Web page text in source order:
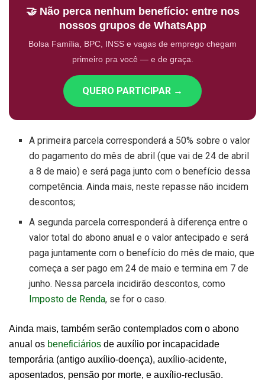
🤝 Não perca nenhum benefício: entre nos
nossos grupos de WhatsApp
Bolsa Família, BPC, INSS e vagas de emprego chegam
primeiro pra você — e de graça.
QUERO PARTICIPAR →
A primeira parcela corresponderá a 50% sobre o valor
do pagamento do mês de abril (que vai de 24 de abril
a 8 de maio) e será paga junto com o benefício dessa
competência. Ainda mais, neste repasse não incidem
descontos;
A segunda parcela corresponderá à diferença entre o
valor total do abono anual e o valor antecipado e será
paga juntamente com o benefício do mês de maio, que
começa a ser pago em 24 de maio e termina em 7 de
junho. Nessa parcela incidirão descontos, como
Imposto de Renda, se for o caso.
Ainda mais, também serão contemplados com o abono
anual os beneficiários de auxílio por incapacidade
temporária (antigo auxílio-doença), auxílio-acidente,
aposentados, pensão por morte, e auxílio-reclusão.